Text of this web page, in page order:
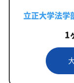
立正大学法学
1